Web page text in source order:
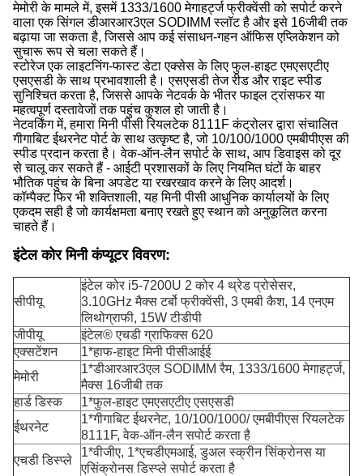
मेमोरी के मामले में, इसमें 1333/1600 मेगाहर्ट्ज फ्रीक्वेंसी को सपोर्ट करने
वाला एक सिंगल डीआरआर3एल SODIMM स्लॉट है और इसे 16जीबी तक
बढ़ाया जा सकता है, जिससे आप कई संसाधन-गहन ऑफिस एप्लिकेशन को
सुचारू रूप से चला सकते हैं।
स्टोरेज एक लाइटनिंग-फास्ट डेटा एक्सेस के लिए फुल-हाइट एमएसएटीए
एसएसडी के साथ प्रभावशाली है। एसएसडी तेज रीड और राइट स्पीड
सुनिश्चित करता है, जिससे आपके नेटवर्क के भीतर फाइल ट्रांसफर या
महत्वपूर्ण दस्तावेजों तक पहुंच कुशल हो जाती है।
नेटवर्किंग में, हमारा मिनी पीसी रियलटेक 8111F कंट्रोलर द्वारा संचालित
गीगाबिट ईथरनेट पोर्ट के साथ उत्कृष्ट है, जो 10/100/1000 एमबीपीएस की
स्पीड प्रदान करता है। वेक-ऑन-लैन सपोर्ट के साथ, आप डिवाइस को दूर
से चालू कर सकते हैं - आईटी प्रशासकों के लिए नियमित घंटों के बाहर
भौतिक पहुंच के बिना अपडेट या रखरखाव करने के लिए आदर्श।
कॉम्पैक्ट फिर भी शक्तिशाली, यह मिनी पीसी आधुनिक कार्यालयों के लिए
एकदम सही है जो कार्यक्षमता बनाए रखते हुए स्थान को अनुकूलित करना
चाहते हैं।
इंटेल कोर मिनी कंप्यूटर विवरण:
सीपीयू
इंटेल कोर i5-7200U 2 कोर 4 थ्रेड प्रोसेसर,
3.10GHz मैक्स टर्बो फ्रीक्वेंसी, 3 एमबी कैश, 14 एनएम
लिथोग्राफी, 15W टीडीपी
जीपीयू
इंटेल® एचडी ग्राफिक्स 620
एक्सटेंशन
1*हाफ-हाइट मिनी पीसीआईई
मेमोरी
1*डीआरआर3एल SODIMM रैम, 1333/1600 मेगाहर्ट्ज,
मैक्स 16जीबी तक
हार्ड डिस्क
1*फुल-हाइट एमएसएटीए एसएसडी
ईथरनेट
1*गीगाबिट ईथरनेट, 10/100/1000/ एमबीपीएस रियलटेक
8111F, वेक-ऑन-लैन सपोर्ट करता है
एचडी डिस्प्ले
1*वीजीए, 1*एचडीएमआई, डुअल स्क्रीन सिंक्रोनस या
एसिंक्रोनस डिस्प्ले सपोर्ट करता है